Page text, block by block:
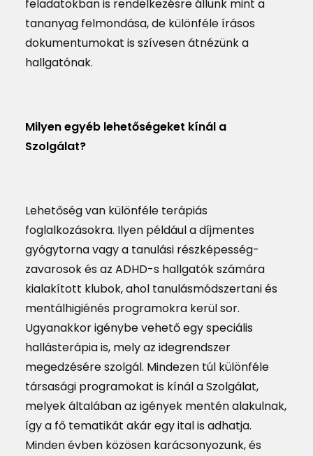
feladatokban is rendelkezésre állunk mint a
tananyag felmondása, de különféle írásos
dokumentumokat is szívesen átnézünk a
hallgatónak.
Milyen egyéb lehetőségeket kínál a
Szolgálat?
Lehetőség van különféle terápiás
foglalkozásokra. Ilyen például a díjmentes
gyógytorna vagy a tanulási részképesség-
zavarosok és az ADHD-s hallgatók számára
kialakított klubok, ahol tanulásmódszertani és
mentálhigiénés programokra kerül sor.
Ugyanakkor igénybe vehető egy speciális
hallásterápia is, mely az idegrendszer
megedzésére szolgál. Mindezen túl különféle
társasági programokat is kínál a Szolgálat,
melyek általában az igények mentén alakulnak,
így a fő tematikát akár egy ital is adhatja.
Minden évben közösen karácsonyozunk, és